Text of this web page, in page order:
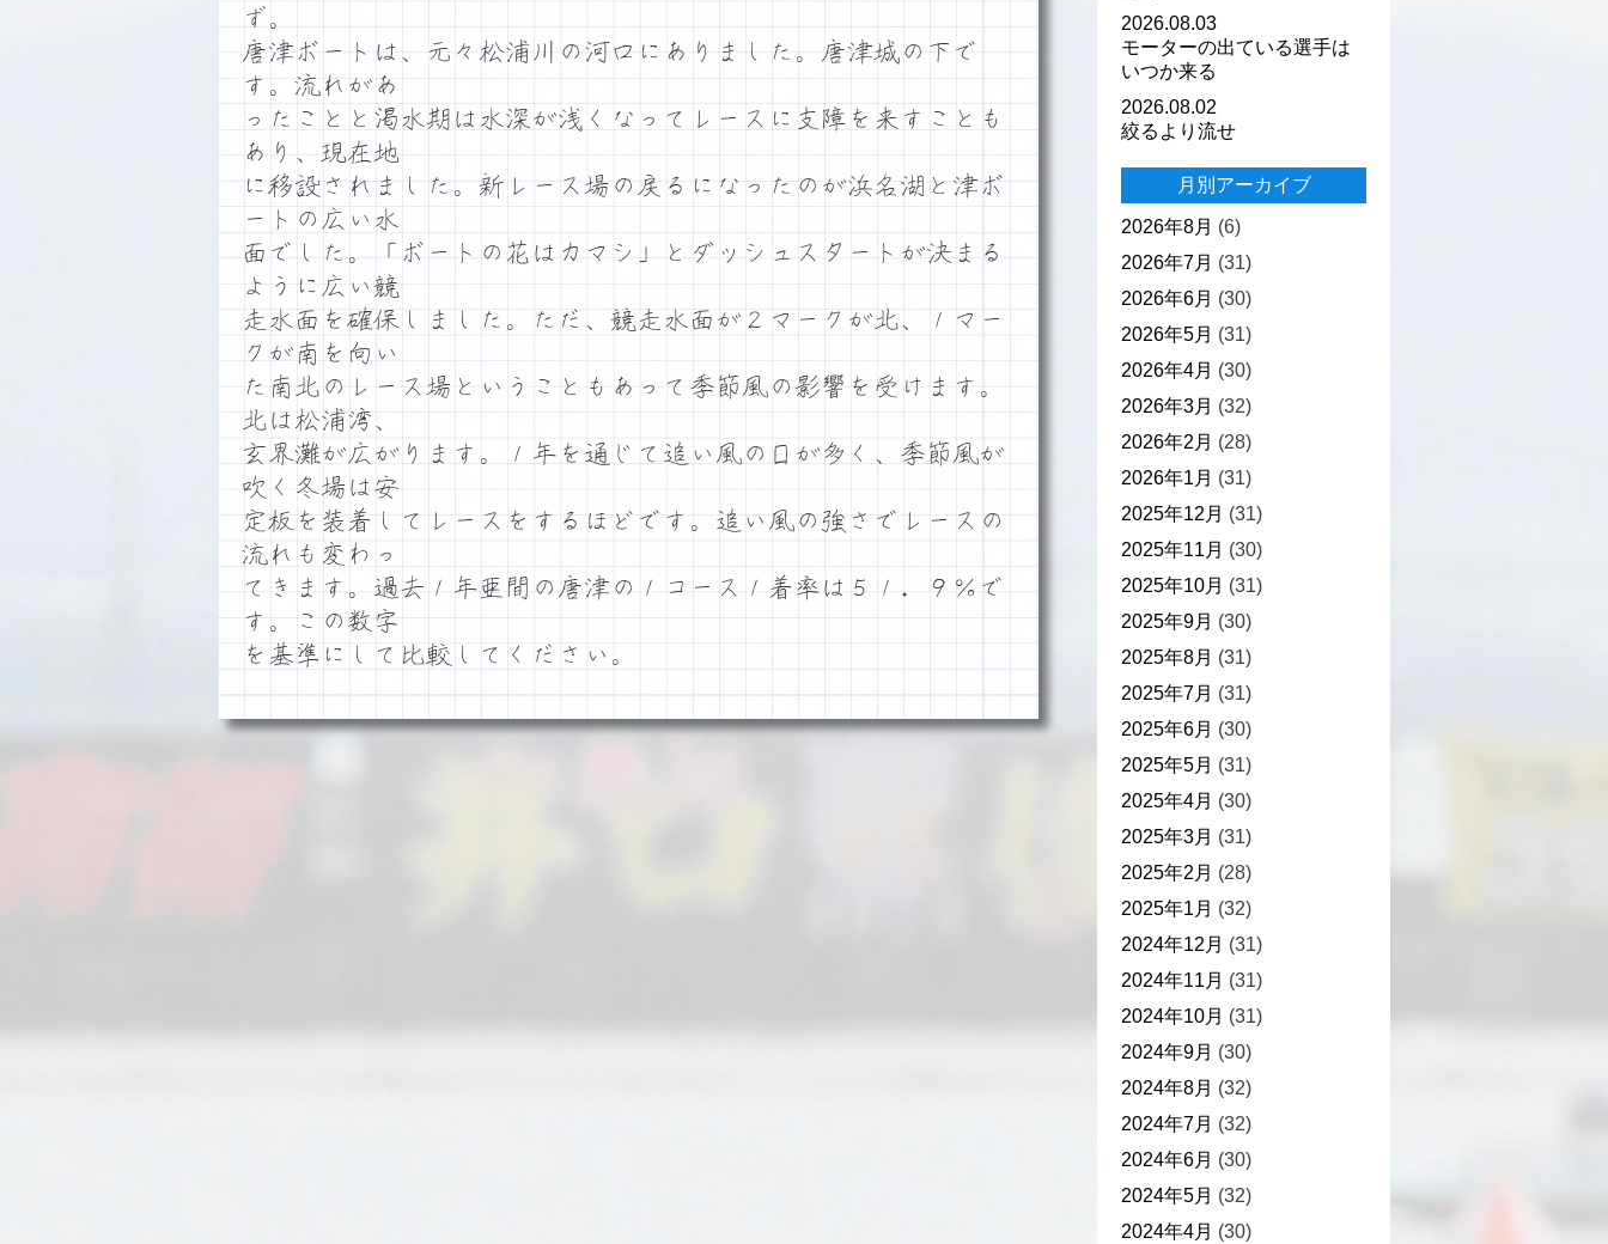
ず。
唐津ボートは、元々松浦川の河口にありました。唐津城の下で
す。流れがあ
ったことと渇水期は水深が浅くなってレースに支障を来すことも
あり、現在地
に移設されました。新レース場の戻るになったのが浜名湖と津ボ
ートの広い水
面でした。「ボートの花はカマシ」とダッシュスタートが決まる
ように広い競
走水面を確保しました。ただ、競走水面が２マークが北、１マー
クが南を向い
た南北のレース場ということもあって季節風の影響を受けます。
北は松浦湾、
玄界灘が広がります。１年を通じて追い風の日が多く、季節風が
吹く冬場は安
定板を装着してレースをするほどです。追い風の強さでレースの
流れも変わっ
てきます。過去１年亜間の唐津の１コース１着率は５１．９％で
す。この数字
を基準にして比較してください。
2026.08.03
モーターの出ている選手は
いつか来る
2026.08.02
絞るより流せ
月別アーカイブ
2026年8月 (6)
2026年7月 (31)
2026年6月 (30)
2026年5月 (31)
2026年4月 (30)
2026年3月 (32)
2026年2月 (28)
2026年1月 (31)
2025年12月 (31)
2025年11月 (30)
2025年10月 (31)
2025年9月 (30)
2025年8月 (31)
2025年7月 (31)
2025年6月 (30)
2025年5月 (31)
2025年4月 (30)
2025年3月 (31)
2025年2月 (28)
2025年1月 (32)
2024年12月 (31)
2024年11月 (31)
2024年10月 (31)
2024年9月 (30)
2024年8月 (32)
2024年7月 (32)
2024年6月 (30)
2024年5月 (32)
2024年4月 (30)